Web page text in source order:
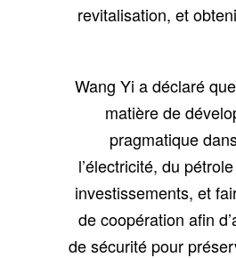
revitalisation, et
Wang Yi a déclaré
matière de
pragmatique
l’électricité, du
investissements, et
de coopération afin
de sécurité pour